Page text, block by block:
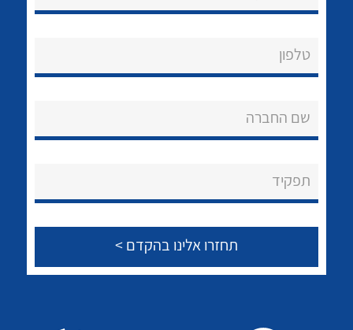
הצוות שלנו
שירותי תמיכה
טלפון
שם החברה
תפקיד